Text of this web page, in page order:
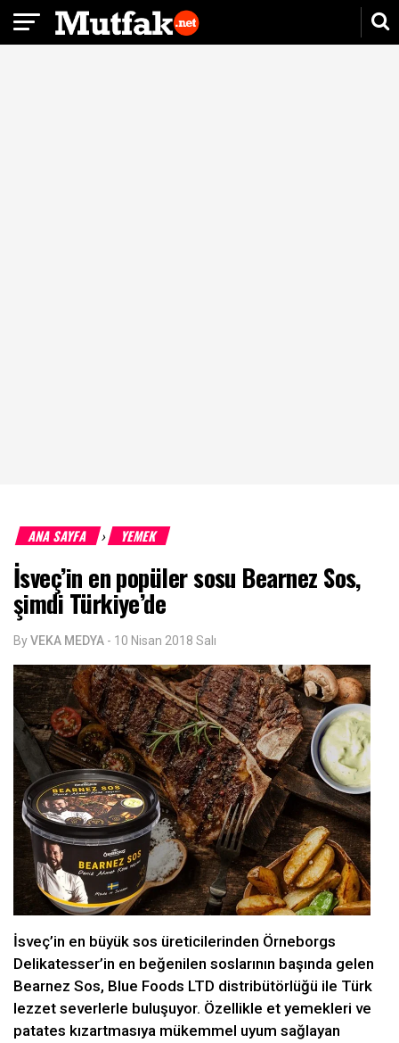
ANA SAYFA › YEMEK
İsveç’in en popüler sosu Bearnez Sos,
şimdi Türkiye’de
ByVEKA MEDYA - 10 Nisan 2018 Salı
İsveç’in en büyük sos üreticilerinden Örneborgs
Delikatesser’in en beğenilen soslarının başında gelen
Bearnez Sos, Blue Foods LTD distribütörlüğü ile Türk
lezzet severlerle buluşuyor. Özellikle et yemekleri ve
patates kızartmasıya mükemmel uyum sağlayan